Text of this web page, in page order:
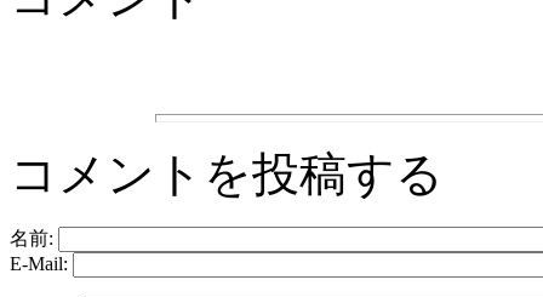
コメントを投稿する
名前:
E-Mail: